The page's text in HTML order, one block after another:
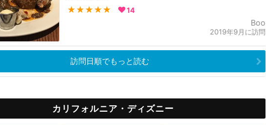
★★★★★ 14
Boo
2019年9月に訪問
訪問日順でもっと読む
カリフォルニア・ディズニー